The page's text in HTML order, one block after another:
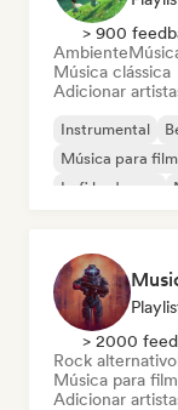
> 900
Ambiente
Música clássica
Adicionar
Instrumental
Música para
Lofi bedroom
> 2000
Rock alternativo
Música para
Adicionar